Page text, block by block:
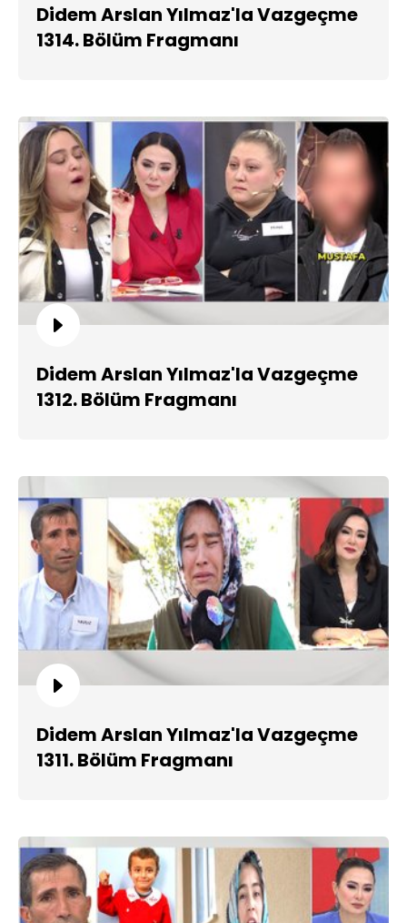
Didem Arslan Yılmaz'la Vazgeçme
1314. Bölüm Fragmanı
Didem Arslan Yılmaz'la Vazgeçme
1312. Bölüm Fragmanı
Didem Arslan Yılmaz'la Vazgeçme
1311. Bölüm Fragmanı